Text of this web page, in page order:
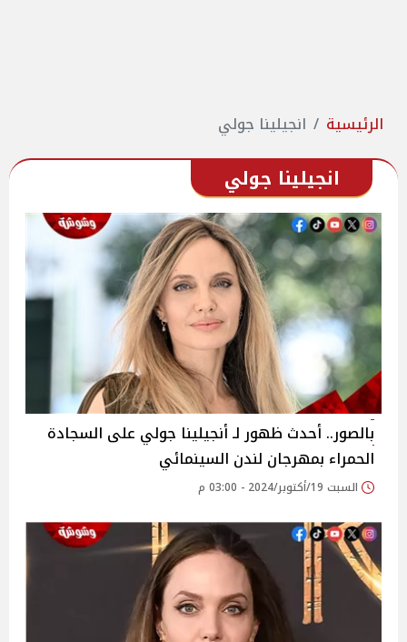
الرئيسية انجيلينا جولي
انجيلينا جولي
بالصور.. أحدث ظهور لـ أنجيلينا جولي على السجادة
الحمراء بمهرجان لندن السينمائي
السبت 19/أكتوبر/2024 - 03:00 م